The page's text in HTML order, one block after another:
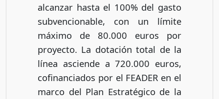
alcanzar hasta el 100% del gasto
subvencionable, con un límite
máximo de 80.000 euros por
proyecto. La dotación total de la
línea asciende a 720.000 euros,
cofinanciados por el FEADER en el
marco del Plan Estratégico de la